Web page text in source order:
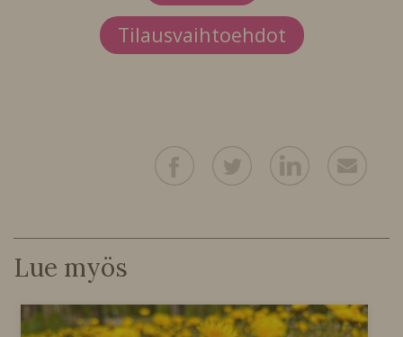
Tilausvaihtoehdot
Lue myös